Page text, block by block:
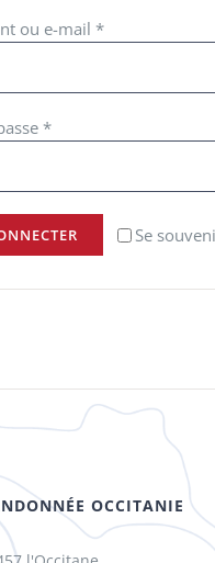
ou e-mail *Obligatoire
*Obligatoire
Se
OCCITANIE